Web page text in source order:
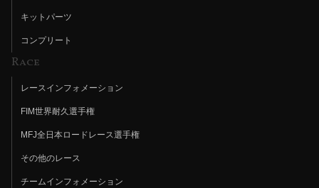
キットパーツ
コンプリート
Race
レースインフォメーション
FIM世界耐久選手権
MFJ全日本ロードレース選手権
その他のレース
チームインフォメーション